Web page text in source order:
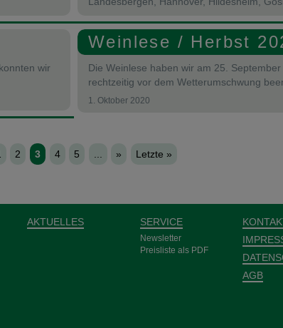
wir
Weinlese / Herbst
Die Weinlese haben wir am 25.
rechtzeitig vor dem Wetterumschwung
1. Oktober 2020
2 3 4 5 ... » Letzte »
AKTUELLES SERVICE
Newsletter
Preisliste als PDF
AGB